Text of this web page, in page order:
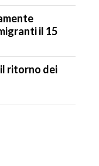
il 15
ritorno dei